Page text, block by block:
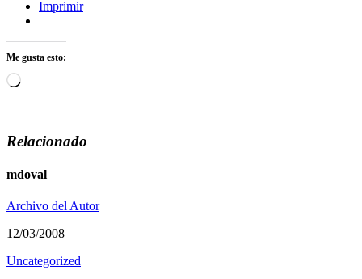
Imprimir
Me gusta esto:
Cargando...
Relacionado
mdoval
Archivo del Autor
12/03/2008
Uncategorized